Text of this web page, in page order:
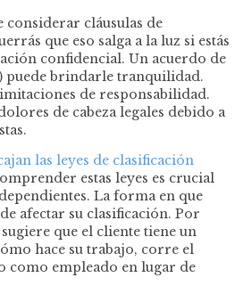
considerar cláusulas de
que eso salga a la luz si estás
confidencial. Un acuerdo de
puede brindarle tranquilidad.
de responsabilidad.
de cabeza legales debido a
las leyes de clasificación
estas leyes es crucial
La forma en que
afectar su clasificación. Por
que el cliente tiene un
hace su trabajo, corre el
como empleado en lugar de